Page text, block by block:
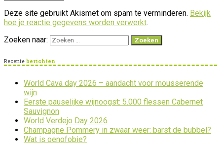
Deze site gebruikt Akismet om spam te verminderen. Bekijk
hoe je reactie gegevens worden verwerkt.
Zoeken naar:
Recente berichten
World Cava day 2026 – aandacht voor mousserende
wijn
Eerste pauselijke wijnoogst: 5.000 flessen Cabernet
Sauvignon
World Verdejo Day 2026
Champagne Pommery in zwaar weer: barst de bubbel?
Wat is oenofobie?